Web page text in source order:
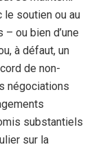
le soutien ou au
ou bien d’une
à défaut, un
de non-
négociations
substantiels
sur la